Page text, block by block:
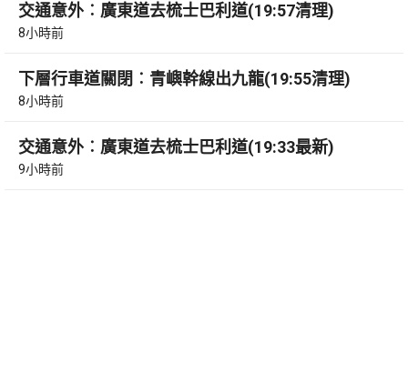
交通意外︰廣東道去梳士巴利道(19:57清理)
8小時前
下層行車道關閉︰青嶼幹線出九龍(19:55清理)
8小時前
交通意外︰廣東道去梳士巴利道(19:33最新)
9小時前